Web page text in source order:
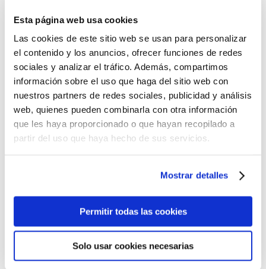
Esta página web usa cookies
Las cookies de este sitio web se usan para personalizar
el contenido y los anuncios, ofrecer funciones de redes
sociales y analizar el tráfico. Además, compartimos
información sobre el uso que haga del sitio web con
nuestros partners de redes sociales, publicidad y análisis
web, quienes pueden combinarla con otra información
que les haya proporcionado o que hayan recopilado a
partir del uso que haya hecho de sus servicios.
Mostrar detalles
Permitir todas las cookies
Solo usar cookies necesarias